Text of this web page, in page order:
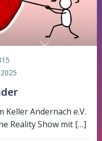
Keller Andernach e.V.
Reality Show mit […]